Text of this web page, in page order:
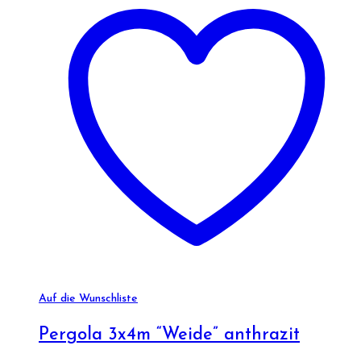
Auf die Wunschliste
Pergola 3x4m “Weide” anthrazit